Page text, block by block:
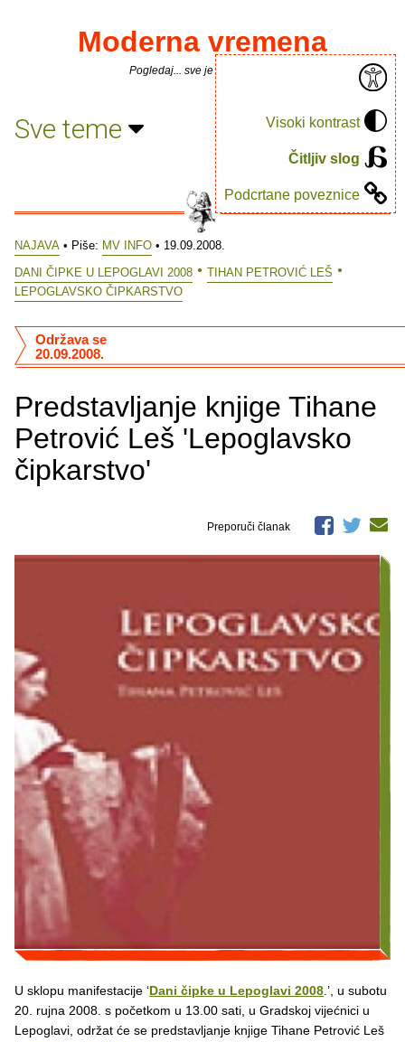
Visoki kontrast
Čitljiv slog
Podcrtane poveznice
Moderna vremena
Pogledaj... sve je puno knjiga.
Sve teme
NAJAVA • Piše: MV INFO • 19.09.2008.
DANI ČIPKE U LEPOGLAVI 2008
TIHAN PETROVIĆ LEŠ
LEPOGLAVSKO ČIPKARSTVO
Predstavljanje knjige Tihane
Petrović Leš 'Lepoglavsko
čipkarstvo'
Održava se
20.09.2008.
Preporuči članak
U sklopu manifestacije ‘Dani čipke u Lepoglavi 2008.’, u subotu
20. rujna 2008. s početkom u 13.00 sati, u Gradskoj vijećnici u
Lepoglavi, održat će se predstavljanje knjige Tihane Petrović Leš